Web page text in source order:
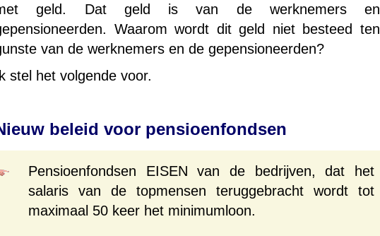
geld. Dat geld is van de werknemers en
Waarom wordt dit geld niet besteed ten
van de werknemers en de gepensioneerden?
stel het volgende voor.
beleid voor pensioenfondsen
Pensioenfondsen EISEN van de bedrijven, dat het
salaris van de topmensen teruggebracht wordt tot
maximaal 50 keer het minimumloon.